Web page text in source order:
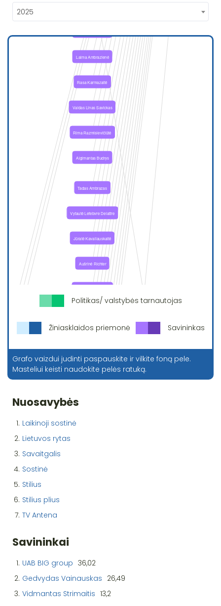
2025
Politikas/ valstybės tarnautojas
Žiniasklaidos priemonė Savininkas
Grafo vaizdui judinti paspauskite ir vilkite foną pele.
Masteliui keisti naudokite pelės ratuką.
Nuosavybės
1. Laikinoji sostinė
2. Lietuvos rytas
3. Savaitgalis
4. Sostinė
5. Stilius
6. Stilius plius
7. TV Antena
Savininkai
1. UAB BIG group 36,02
2. Gedvydas Vainauskas 26,49
3. Vidmantas Strimaitis 13,2